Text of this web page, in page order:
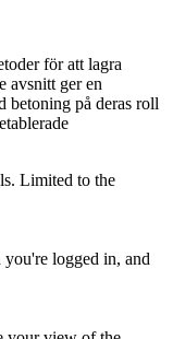
för att lagra
avsnitt ger en
betoning på deras roll
Limited to the
you're logged in, and